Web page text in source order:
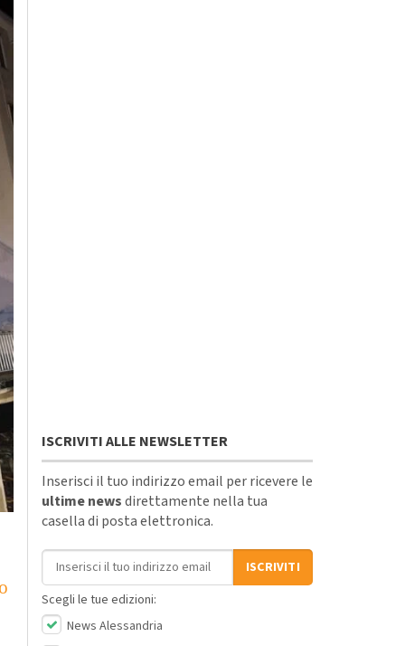
ISCRIVITI ALLE NEWSLETTER
Inserisci il tuo indirizzo email per ricevere le
ultime newsdirettamente nella tua
casella di posta elettronica.
Indirizzo email
ISCRIVITI
Scegli le tue edizioni:
News Alessandria